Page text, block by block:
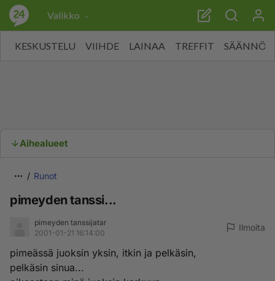
Valikko
KESKUSTELU VIIHDE LAINAA TREFFIT SÄÄNNÖT
Aihealueet
Runot
pimeyden tanssi...
pimeyden tanssijatar
2001-01-21 16:14:00
Ilmoita
pimeässä juoksin yksin, itkin ja pelkäsin,
pelkäsin sinua...